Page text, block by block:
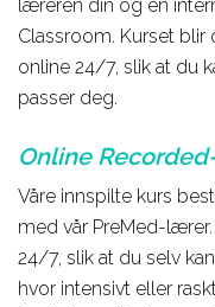
læreren din og en
Classroom. Kurset
online 24/7, slik at du
passer deg.
Online
Våre innspilte kurs
med vår PreMed-
24/7, slik at du selv
hvor intensivt eller